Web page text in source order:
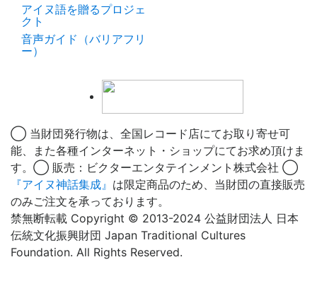
アイヌ語を贈るプロジェ
クト
音声ガイド（バリアフリ
ー）
◯ 当財団発行物は、全国レコード店にてお取り寄せ可
能、また各種インターネット・ショップにてお求め頂けま
す。◯ 販売：ビクターエンタテインメント株式会社 ◯
『アイヌ神話集成』 は限定商品のため、当財団の直接販売
のみご注文を承っております。
禁無断転載 Copyright © 2013-2024 公益財団法人 日本
伝統文化振興財団 Japan Traditional Cultures
Foundation. All Rights Reserved.